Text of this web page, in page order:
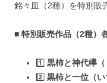
銘々皿（2種）を特別販
■ 特別販売作品（2種）
1️⃣ 黒柿と神代欅
2️⃣ 黒柿と一位（